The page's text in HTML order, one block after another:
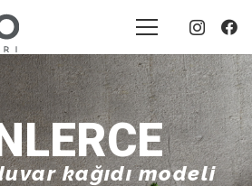
kağıdı modeli